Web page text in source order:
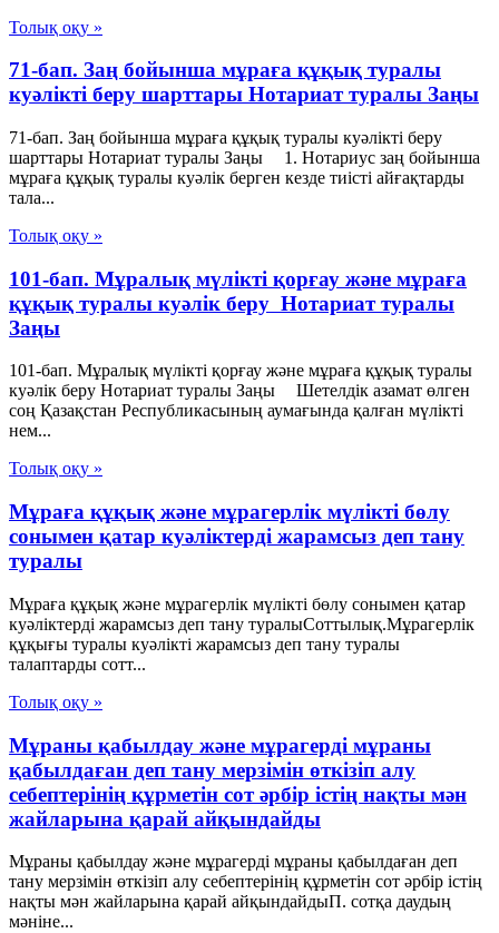
Толық оқу »
71-бап. Заң бойынша мұраға құқық туралы
куәлiктi беру шарттары Нотариат туралы Заңы
71-бап. Заң бойынша мұраға құқық туралы куәлiктi беру
шарттары Нотариат туралы Заңы 1. Нотариус заң бойынша
мұраға құқық туралы куәлiк берген кезде тиiстi айғақтарды
тала...
Толық оқу »
101-бап. Мұралық мүлiктi қорғау және мұраға
құқық туралы куәлiк беру Нотариат туралы
Заңы
101-бап. Мұралық мүлiктi қорғау және мұраға құқық туралы
куәлiк беру Нотариат туралы Заңы Шетелдiк азамат өлген
соң Қазақстан Республикасының аумағында қалған мүлiктi
нем...
Толық оқу »
Мұраға құқық және мұрагерлік мүлікті бөлу
сонымен қатар куәліктерді жарамсыз деп тану
туралы
Мұраға құқық және мұрагерлік мүлікті бөлу сонымен қатар
куәліктерді жарамсыз деп тану туралыСоттылық.Мұрагерлік
құқығы туралы куәлікті жарамсыз деп тану туралы
талаптарды сотт...
Толық оқу »
Мұраны қабылдау және мұрагерді мұраны
қабылдаған деп тану мерзімін өткізіп алу
себептерінің құрметін сот әрбір істің нақты мән
жайларына қарай айқындайды
Мұраны қабылдау және мұрагерді мұраны қабылдаған деп
тану мерзімін өткізіп алу себептерінің құрметін сот әрбір істің
нақты мән жайларына қарай айқындайдыП. сотқа даудың
мәніне...